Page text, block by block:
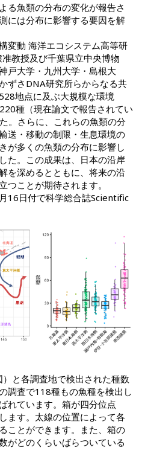
る魚類の分布の変化が報告さ
には分布に影響する要因を解
変動 海洋エコシステム高等研
教授及び千葉県立中央博物
戸大学・九州大学・島根大
ずさDNA研究所らからなる共
地点に及ぶ大規模な環境
種（現在論文で報告されてい
。さらに、これらの魚類の分
送・移動の制限・生息環境の
が多くの魚類の分布に影響し
た。この成果は、日本の沿岸
を深めるとともに、将来の沿
つことが期待されます。
16日付で科学総合誌Scientific
と各調査地で検出された種数
調査で118種もの魚種を検出し
れています。箱が四分位点
ます。太線の位置によって各
ことができます。また、箱の
がどのくらいばらついている